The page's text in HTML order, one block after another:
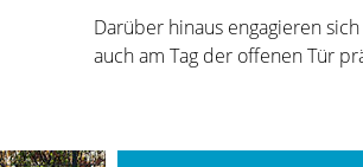
Darüber hinaus engagieren
auch am Tag der offenen Tür